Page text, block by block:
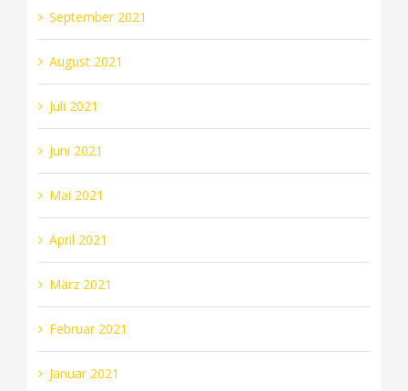
September 2021
August 2021
Juli 2021
Juni 2021
Mai 2021
April 2021
März 2021
Februar 2021
Januar 2021